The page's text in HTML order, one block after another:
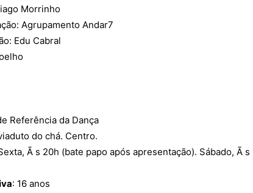
Morrinho
Agrupamento Andar7
Edu Cabral
Referência da Dança
do chá. Centro.
Ã s 20h (bate papo após apresentação). Sábado, Ã s
: 16 anos